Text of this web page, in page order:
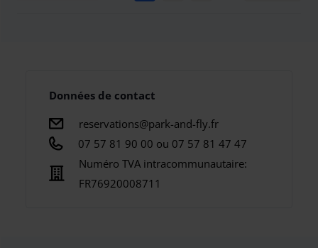
Données de contact
reservations@park-and-fly.fr
07 57 81 90 00 ou 07 57 81 47 47
Numéro TVA intracommunautaire:
FR76920008711